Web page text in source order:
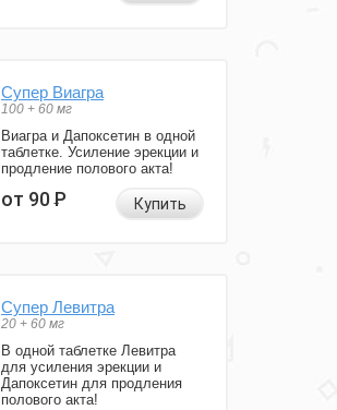
Супер Виагра
100 + 60 мг
Виагра и Дапоксетин в одной
таблетке. Усиление эрекции и
продление полового акта!
от 90Р Купить
Супер Левитра
20 + 60 мг
В одной таблетке Левитра
для усиления эрекции и
Дапоксетин для продления
полового акта!